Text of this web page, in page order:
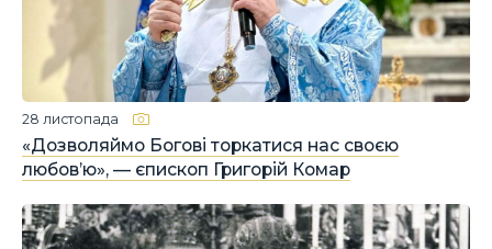
«Дозволяймо Богові торкатися нас своєю
любов’ю», — єпископ Григорій Комар
28 листопада